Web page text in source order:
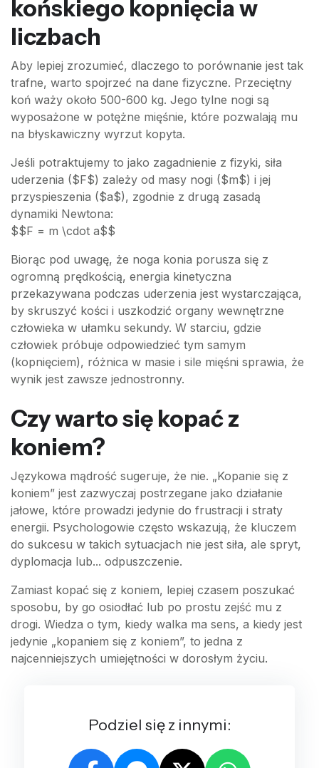
końskiego kopnięcia w
liczbach
Aby lepiej zrozumieć, dlaczego to porównanie jest tak
trafne, warto spojrzeć na dane fizyczne. Przeciętny
koń waży około 500-600 kg. Jego tylne nogi są
wyposażone w potężne mięśnie, które pozwalają mu
na błyskawiczny wyrzut kopyta.
Jeśli potraktujemy to jako zagadnienie z fizyki, siła
uderzenia ($F$) zależy od masy nogi ($m$) i jej
przyspieszenia ($a$), zgodnie z drugą zasadą
dynamiki Newtona:
$$F = m \cdot a$$
Biorąc pod uwagę, że noga konia porusza się z
ogromną prędkością, energia kinetyczna
przekazywana podczas uderzenia jest wystarczająca,
by skruszyć kości i uszkodzić organy wewnętrzne
człowieka w ułamku sekundy. W starciu, gdzie
człowiek próbuje odpowiedzieć tym samym
(kopnięciem), różnica w masie i sile mięśni sprawia, że
wynik jest zawsze jednostronny.
Czy warto się kopać z
koniem?
Językowa mądrość sugeruje, że nie. „Kopanie się z
koniem” jest zazwyczaj postrzegane jako działanie
jałowe, które prowadzi jedynie do frustracji i straty
energii. Psychologowie często wskazują, że kluczem
do sukcesu w takich sytuacjach nie jest siła, ale spryt,
dyplomacja lub... odpuszczenie.
Zamiast kopać się z koniem, lepiej czasem poszukać
sposobu, by go osiodłać lub po prostu zejść mu z
drogi. Wiedza o tym, kiedy walka ma sens, a kiedy jest
jedynie „kopaniem się z koniem”, to jedna z
najcenniejszych umiejętności w dorosłym życiu.
Podziel się z innymi: